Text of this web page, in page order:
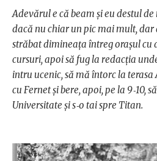
Adevărul e că beam şi eu destul
dacă nu chiar un pic mai mult, dar
străbat dimineaţa întreg oraşul cu
cursuri, apoi să fug la redacţia
intru ucenic, să mă întorc la
cu Fernet şi bere, apoi, pe la 9‑10,
Universitate şi s‑o tai spre Titan.